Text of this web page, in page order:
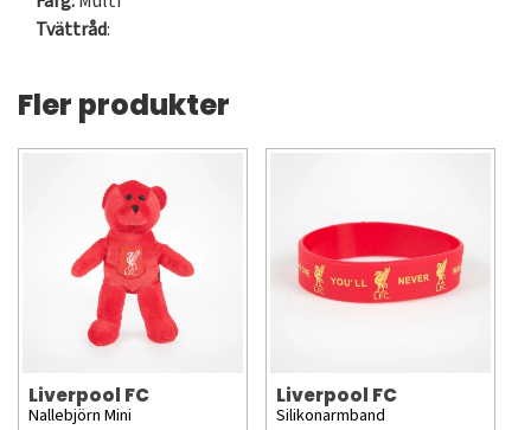
Tvättråd:
Fler produkter
Liverpool FC
Nallebjörn Mini
Liverpool FC
Silikonarmband